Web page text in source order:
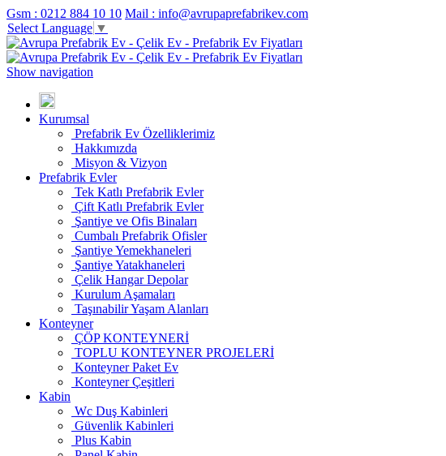
Gsm : 0212 884 10 10 Mail : info@avrupaprefabrikev.com
Select Language ▼
Show navigation
Kurumsal
Prefabrik Ev Özelliklerimiz
Hakkımızda
Misyon & Vizyon
Prefabrik Evler
Tek Katlı Prefabrik Evler
Çift Katlı Prefabrik Evler
Şantiye ve Ofis Binaları
Cumbalı Prefabrik Ofisler
Şantiye Yemekhaneleri
Şantiye Yatakhaneleri
Çelik Hangar Depolar
Kurulum Aşamaları
Taşınabilir Yaşam Alanları
Konteyner
ÇÖP KONTEYNERİ
TOPLU KONTEYNER PROJELERİ
Konteyner Paket Ev
Konteyner Çeşitleri
Kabin
Wc Duş Kabinleri
Güvenlik Kabinleri
Plus Kabin